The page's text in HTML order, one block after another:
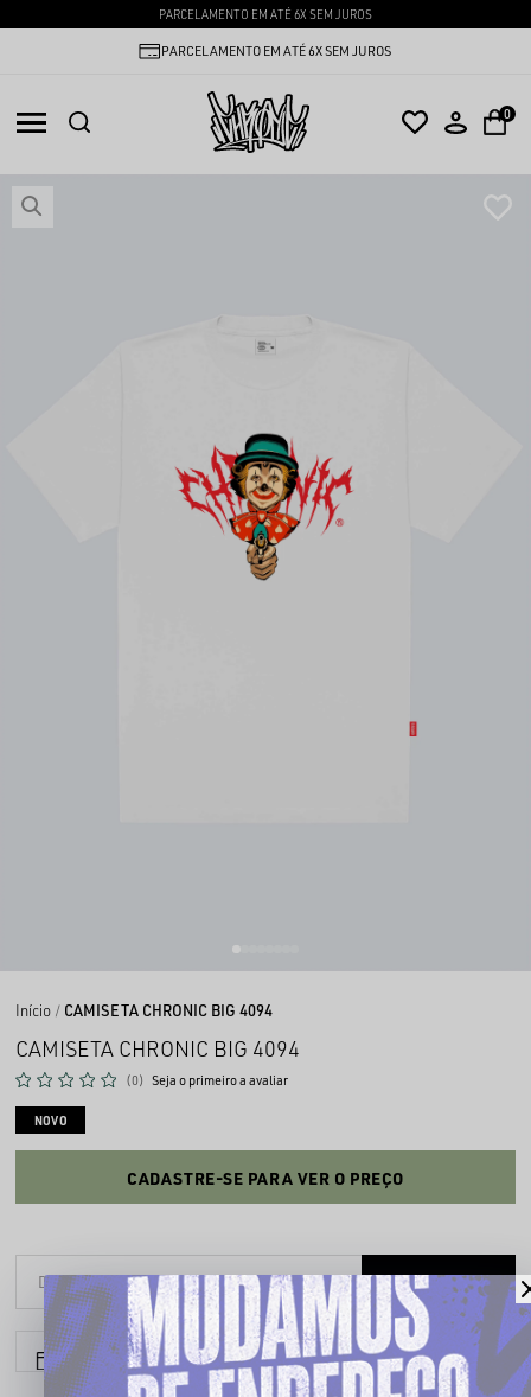
PARCELAMENTO EM ATÉ 6X SEM JUROS
PARCELAMENTO EM ATÉ 6X SEM JUROS
0
Início CAMISETA CHRONIC BIG 4094
CAMISETA CHRONIC BIG 4094
(0) Seja o primeiro a avaliar
NOVO
CADASTRE-SE PARA VER O PREÇO
Parcele em até 6x sem juros